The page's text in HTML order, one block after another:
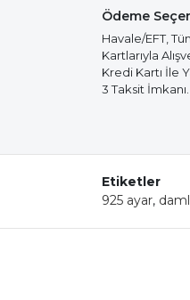
Ödeme
Havale/EFT,
Kartlarıyla
Kredi Kartı İle
3 Taksit İmkanı.
Etiketler
925 ayar,